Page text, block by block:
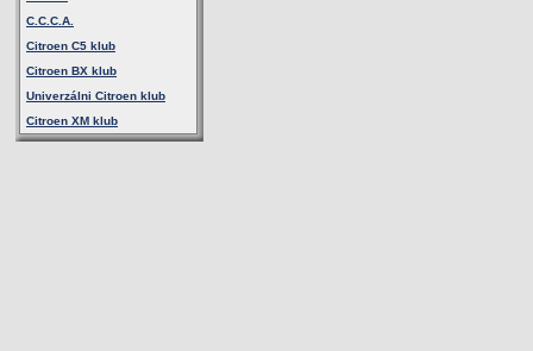
C.C.C.A.
Citroen C5 klub
Citroen BX klub
Univerzálni Citroen klub
Citroen XM klub